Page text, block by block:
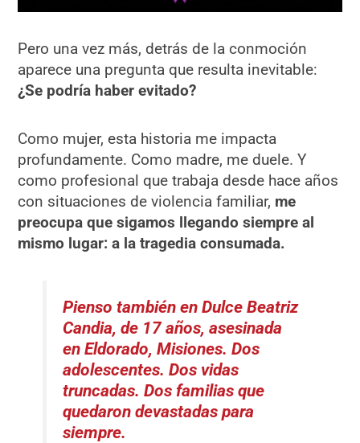
Pero una vez más, detrás de la conmoción
aparece una pregunta que resulta inevitable:
¿Se podría haber evitado?
Como mujer, esta historia me impacta
profundamente. Como madre, me duele. Y
como profesional que trabaja desde hace años
con situaciones de violencia familiar, me
preocupa que sigamos llegando siempre al
mismo lugar: a la tragedia consumada.
Pienso también en Dulce Beatriz
Candia, de 17 años, asesinada
en Eldorado, Misiones. Dos
adolescentes. Dos vidas
truncadas. Dos familias que
quedaron devastadas para
siempre.